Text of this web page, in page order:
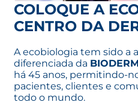
COLOQUE A
CENTRO DA
A ecobiologia tem sido a
diferenciada da
há 45 anos, permitindo-
pacientes, clientes e
todo o mundo.